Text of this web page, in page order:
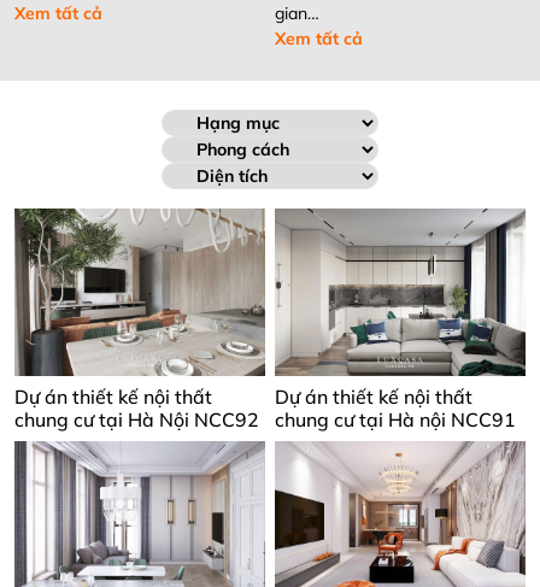
Xem tất cả
gian…
Xem tất cả
Dự án thiết kế nội thất
chung cư tại Hà Nội NCC92
Dự án thiết kế nội thất
chung cư tại Hà nội NCC91